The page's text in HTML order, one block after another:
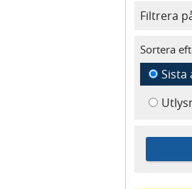
Filtrera
Sortera
Sista